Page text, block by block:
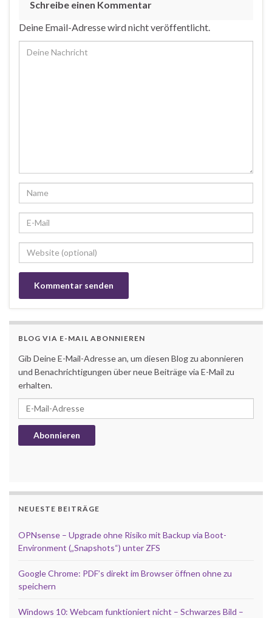
Schreibe einen Kommentar
Deine Email-Adresse wird nicht veröffentlicht.
BLOG VIA E-MAIL ABONNIEREN
Gib Deine E-Mail-Adresse an, um diesen Blog zu abonnieren
und Benachrichtigungen über neue Beiträge via E-Mail zu
erhalten.
E-Mail-Adresse
Abonnieren
NEUESTE BEITRÄGE
OPNsense – Upgrade ohne Risiko mit Backup via Boot-
Environment („Snapshots“) unter ZFS
Google Chrome: PDF’s direkt im Browser öffnen ohne zu
speichern
Windows 10: Webcam funktioniert nicht – Schwarzes Bild –